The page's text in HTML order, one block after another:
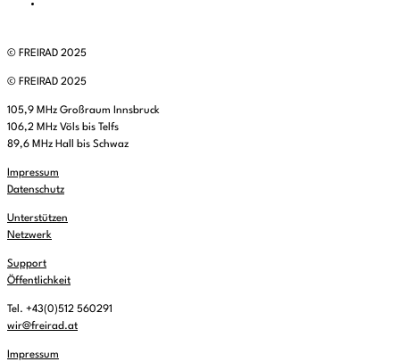
© FREIRAD 2025
© FREIRAD 2025
105,9 MHz Großraum Innsbruck
106,2 MHz Völs bis Telfs
89,6 MHz Hall bis Schwaz
Impressum
Datenschutz
Unterstützen
Netzwerk
Support
Öffentlichkeit
Tel. +43(0)512 560291
wir@freirad.at
Impressum